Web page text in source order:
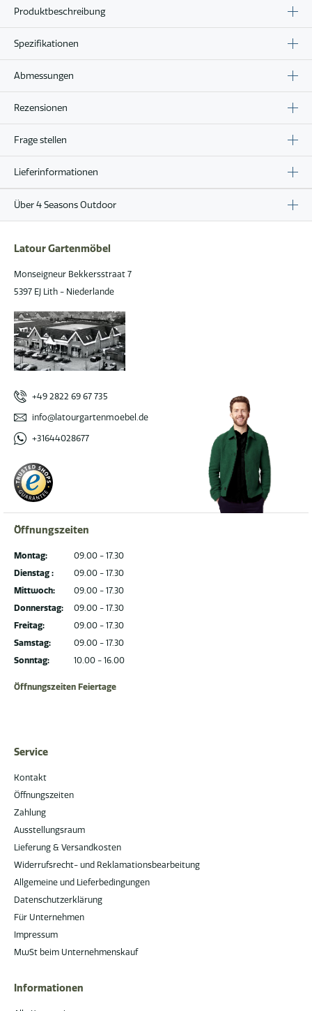
Menge
Produktbeschreibung
Spezifikationen
Abmessungen
Rezensionen
Frage stellen
Lieferinformationen
Über 4 Seasons Outdoor
Latour Gartenmöbel
Monseigneur Bekkersstraat 7
5397 EJ Lith - Niederlande
+49 2822 69 67 735
info@latourgartenmoebel.de
+31644028677
Öffnungszeiten
Montag:
Dienstag :
Mittwoch:
Donnerstag:
Freitag:
Samstag:
Sonntag:
09.00 - 17.30
09.00 - 17.30
09.00 - 17.30
09.00 - 17.30
09.00 - 17.30
09.00 - 17.30
10.00 - 16.00
Öffnungszeiten Feiertage
Service
Kontakt
Öffnungszeiten
Zahlung
Ausstellungsraum
Lieferung & Versandkosten
Widerrufsrecht- und Reklamationsbearbeitung
Allgemeine und Lieferbedingungen
Datenschutzerklärung
Für Unternehmen
Impressum
MwSt beim Unternehmenskauf
Informationen